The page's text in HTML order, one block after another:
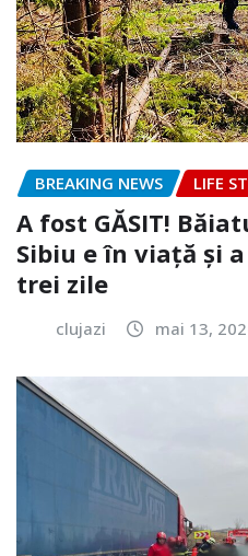
BREAKING NEWS LIFE
A fost GĂSIT!
Sibiu e în viață și
trei zile
clujazi mai 13,